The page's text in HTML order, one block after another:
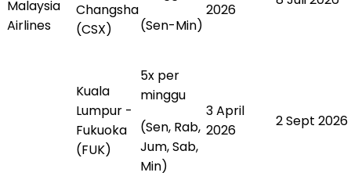
Malaysia
Airlines
Changsha
(CSX)
(Sen-Min)
2026
Kuala
Lumpur -
Fukuoka
(FUK)
5x per
minggu
(Sen, Rab,
Jum, Sab,
Min)
3 April
2026
2 Sept 2026